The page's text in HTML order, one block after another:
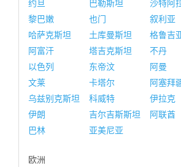
约旦
巴勒斯坦
沙特阿
黎巴嫩
也门
叙利亚
哈萨克斯坦
土库曼斯坦
格鲁吉
阿富汗
塔吉克斯坦
不丹
以色列
东帝汶
阿曼
文莱
卡塔尔
阿塞拜
乌兹别克斯坦
科威特
伊拉克
伊朗
吉尔吉斯斯坦
阿联酋
巴林
亚美尼亚
欧洲